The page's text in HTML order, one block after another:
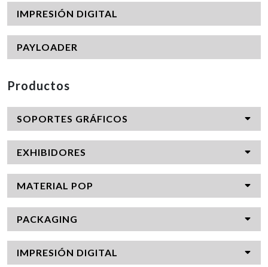
IMPRESIÓN DIGITAL
PAYLOADER
Productos
SOPORTES GRÁFICOS
EXHIBIDORES
MATERIAL POP
PACKAGING
IMPRESIÓN DIGITAL